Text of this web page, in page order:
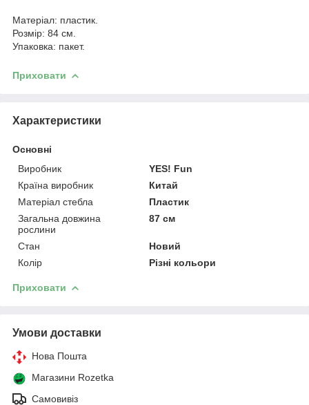
Матеріал: пластик.
Розмір: 84 см.
Упаковка: пакет.
Приховати
Характеристики
Основні
Виробник
YES! Fun
Країна виробник
Китай
Матеріал стебла
Пластик
Загальна довжина
рослини
87 см
Стан
Новий
Колір
Різні кольори
Приховати
Умови доставки
Нова Пошта
Магазини Rozetka
Самовивіз